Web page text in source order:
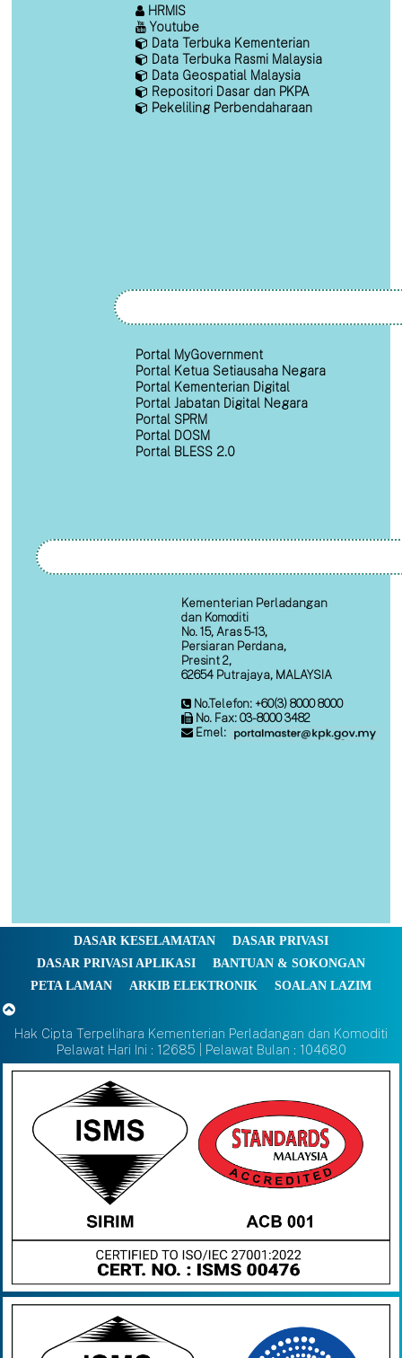
HRMIS
Youtube
Data Terbuka Kementerian
Data Terbuka Rasmi Malaysia
Data Geospatial Malaysia
Repositori Dasar dan PKPA
Pekeliling Perbendaharaan
Portal MyGovernment
Portal Ketua Setiausaha Negara
Portal Kementerian Digital
Portal Jabatan Digital Negara
Portal SPRM
Portal DOSM
Portal BLESS 2.0
Kementerian Perladangan
dan Komoditi
No. 15, Aras 5-13,
Persiaran Perdana,
Presint 2,
62654 Putrajaya, MALAYSIA
No.Telefon: +60(3) 8000 8000
No. Fax: 03-8000 3482
Emel:
DASAR KESELAMATAN
DASAR PRIVASI
DASAR PRIVASI APLIKASI
BANTUAN & SOKONGAN
PETA LAMAN
ARKIB ELEKTRONIK SOALAN LAZIM
Hak Cipta Terpelihara Kementerian Perladangan dan Komoditi
Pelawat Hari Ini : 12685 | Pelawat Bulan : 104680